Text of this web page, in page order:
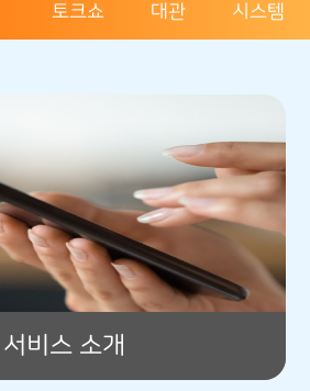
토크쇼
대관
시스템
서비스 소개